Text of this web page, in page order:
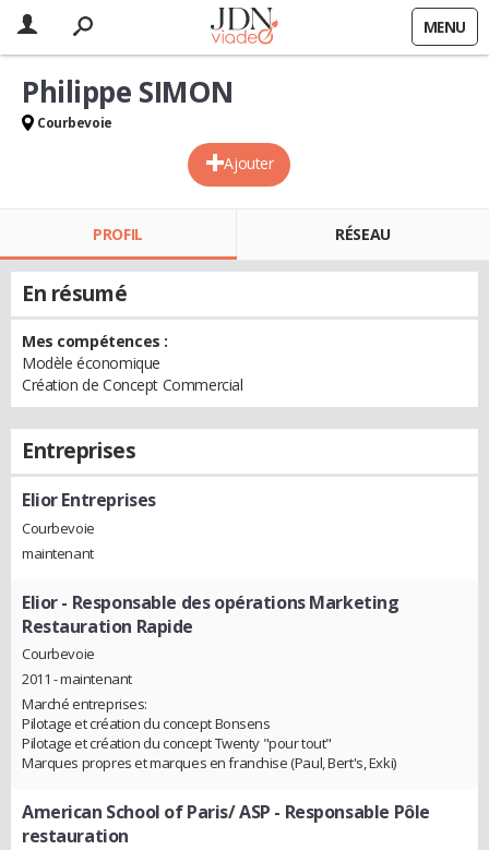
MENU
Ajouter
Philippe SIMON
Courbevoie
PROFIL RÉSEAU
En résumé
Mes compétences :
Modèle économique
Création de Concept Commercial
Entreprises
Elior Entreprises
Courbevoie
maintenant
Elior- Responsable des opérations Marketing
Restauration Rapide
Courbevoie
2011 - maintenant
Marché entreprises:
Pilotage et création du concept Bonsens
Pilotage et création du concept Twenty "pour tout"
Marques propres et marques en franchise (Paul, Bert's, Exki)
American School of Paris/ ASP - Responsable Pôle
restauration